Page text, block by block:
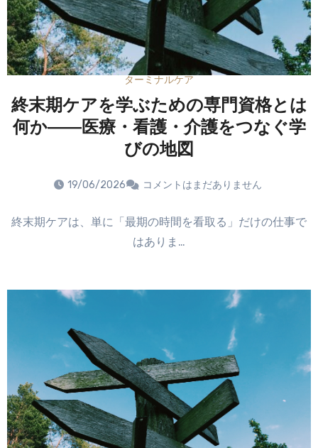
ターミナルケア
終末期ケアを学ぶための専門資格とは
何か――医療・看護・介護をつなぐ学
びの地図
19/06/2026 コメントはまだありません
終末期ケアは、単に「最期の時間を看取る」だけの仕事で
はありま…